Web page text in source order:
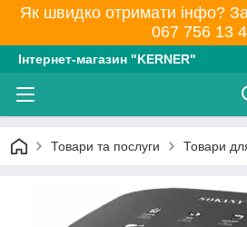
Як швидко отримати інфо?
067 756 13
Інтернет-магазин "KERNER"
Товари та послуги Товари